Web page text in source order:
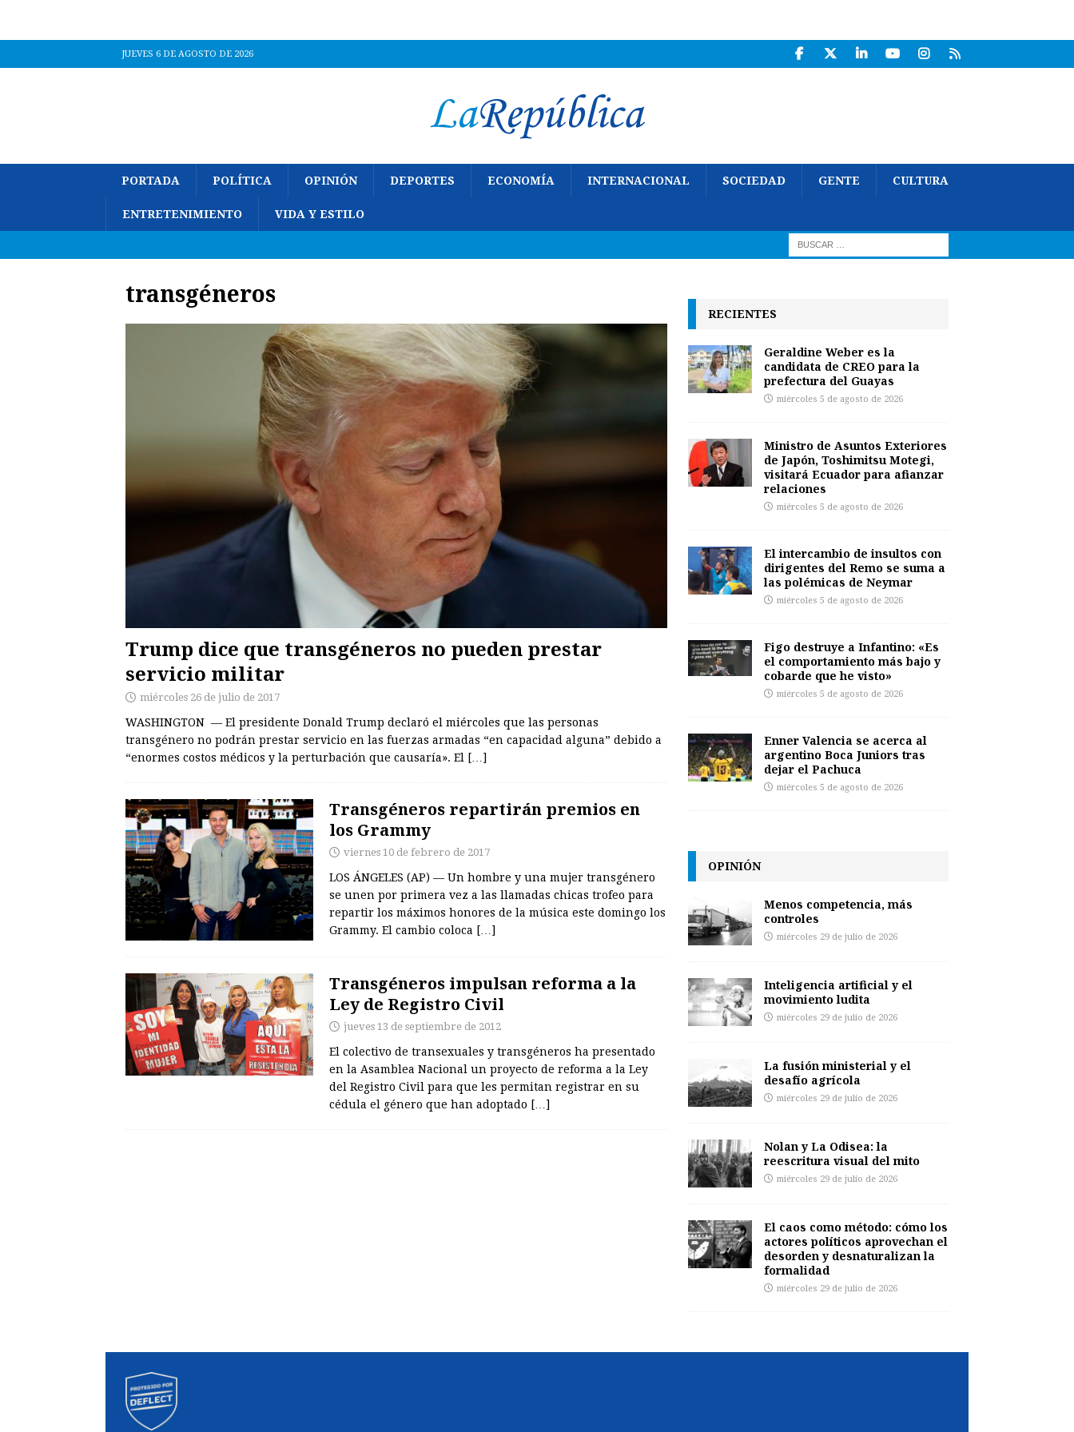
JUEVES 6 DE AGOSTO DE 2026
PORTADA POLÍTICA OPINIÓN DEPORTES ECONOMÍA INTERNACIONAL SOCIEDAD GENTE CULTURA
ENTRETENIMIENTO VIDA Y ESTILO
transgéneros
Trump dice que transgéneros no pueden prestar
servicio militar
miércoles 26 de julio de 2017
WASHINGTON — El presidente Donald Trump declaró el miércoles que las personas
transgénero no podrán prestar servicio en las fuerzas armadas “en capacidad alguna” debido a
“enormes costos médicos y la perturbación que causaría». El
[…]
Transgéneros repartirán premios en
los Grammy
viernes 10 de febrero de 2017
LOS ÁNGELES (AP) — Un hombre y una mujer transgénero
se unen por primera vez a las llamadas chicas trofeo para
repartir los máximos honores de la música este domingo los
Grammy. El cambio coloca […]
Transgéneros impulsan reforma a la
Ley de Registro Civil
jueves 13 de septiembre de 2012
El colectivo de transexuales y transgéneros ha presentado
en la Asamblea Nacional un proyecto de reforma a la Ley
del Registro Civil para que les permitan registrar en su
cédula el género que han adoptado […]
RECIENTES
Geraldine Weber es la
candidata de CREO para la
prefectura del Guayas
miércoles 5 de agosto de 2026
Ministro de Asuntos Exteriores
de Japón, Toshimitsu Motegi,
visitará Ecuador para afianzar
relaciones
miércoles 5 de agosto de 2026
El intercambio de insultos con
dirigentes del Remo se suma a
las polémicas de Neymar
miércoles 5 de agosto de 2026
Figo destruye a Infantino: «Es
el comportamiento más bajo y
cobarde que he visto»
miércoles 5 de agosto de 2026
Enner Valencia se acerca al
argentino Boca Juniors tras
dejar el Pachuca
miércoles 5 de agosto de 2026
OPINIÓN
Menos competencia, más
controles
miércoles 29 de julio de 2026
Inteligencia artificial y el
movimiento ludita
miércoles 29 de julio de 2026
La fusión ministerial y el
desafío agrícola
miércoles 29 de julio de 2026
Nolan y La Odisea: la
reescritura visual del mito
miércoles 29 de julio de 2026
El caos como método: cómo los
actores políticos aprovechan el
desorden y desnaturalizan la
formalidad
miércoles 29 de julio de 2026